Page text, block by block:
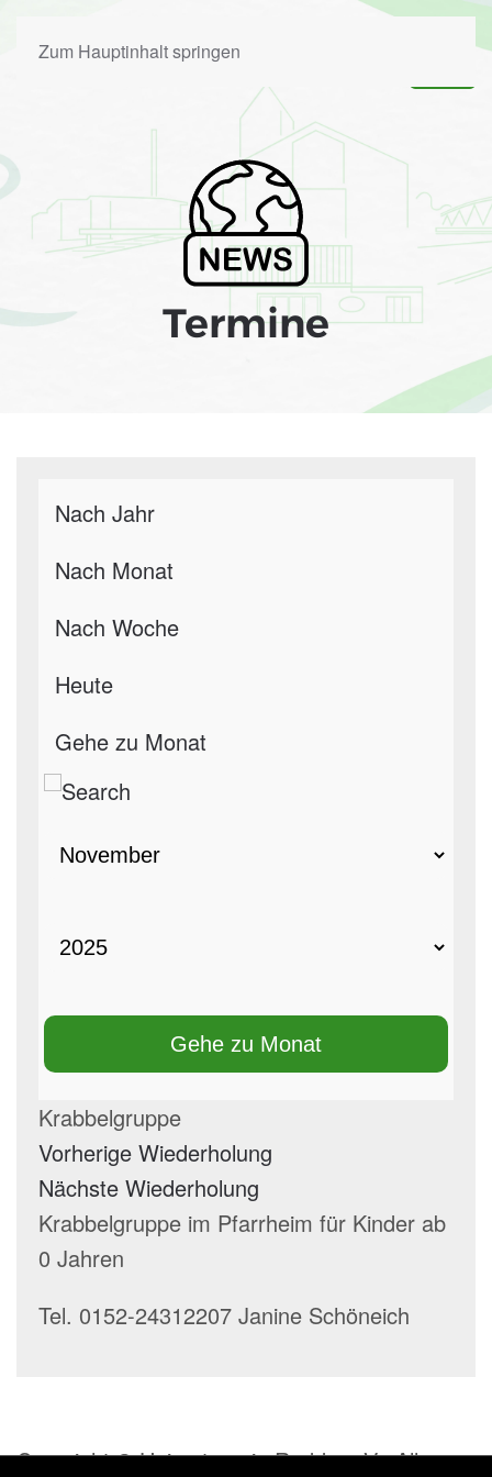
Zum Hauptinhalt springen
Termine
Nach Jahr
Nach Monat
Nach Woche
Heute
Gehe zu Monat
Gehe zu Monat
Krabbelgruppe
Vorherige Wiederholung
Nächste Wiederholung
Krabbelgruppe im Pfarrheim für Kinder ab
0 Jahren
Tel. 0152-24312207 Janine Schöneich
Copyright © Heimatverein Rodde e.V.. Alle